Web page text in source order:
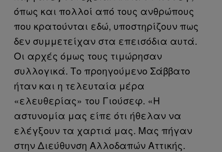
όπως και πολλοί από τους ανθρώπους
που κρατούνται εδώ, υποστηρίζουν πως
δεν συμμετείχαν στα επεισόδια αυτά.
Οι αρχές όμως τους τιμώρησαν
συλλογικά. Το προηγούμενο Σάββατο
ήταν και η τελευταία μέρα
«ελευθερίας» του Γιούσεφ. «Η
αστυνομία μας είπε ότι ήθελαν να
ελέγξουν τα χαρτιά μας. Μας πήγαν
στην Διεύθυνση Αλλοδαπών Αττικής.